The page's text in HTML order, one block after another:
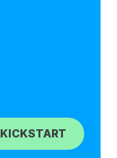
KICKSTART